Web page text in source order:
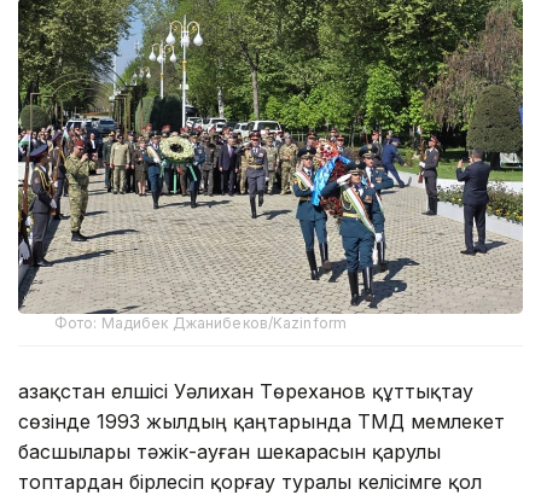
Фото: Мадибек Джанибеков/Kazinform
Қазақстан елшісі Уәлихан Төреханов құттықтау
сөзінде 1993 жылдың қаңтарында ТМД мемлекет
басшылары тәжік-ауған шекарасын қарулы
топтардан бірлесіп қорғау туралы келісімге қол